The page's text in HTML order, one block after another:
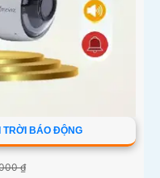
TRỜI BÁO ĐỘNG
₫